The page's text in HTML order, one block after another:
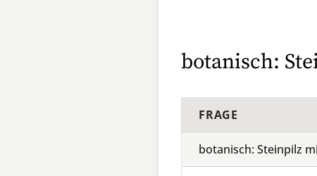
botanisch:
FRAGE
botanisch: Steinpilz